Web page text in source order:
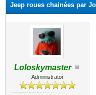
Jeep roues chainées par
Loloskymaster
Administrator